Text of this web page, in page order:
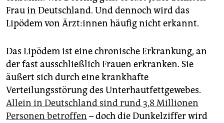
epaper login
Frau in Deutschland. Und dennoch wird das
Lipödem von Ärz­t:in­nen häufig nicht erkannt.
Das Lipödem ist eine chronische Erkrankung, an
der fast ausschließlich Frauen erkranken. Sie
äußert sich durch eine krankhafte
Verteilungsstörung des Unterhautfettgewebes.
Allein in Deutschland sind rund 3,8 Millionen
Personen betroffen – doch die Dunkelziffer wird